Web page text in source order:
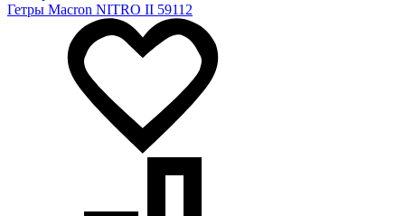
Гетры Macron NITRO II 59112